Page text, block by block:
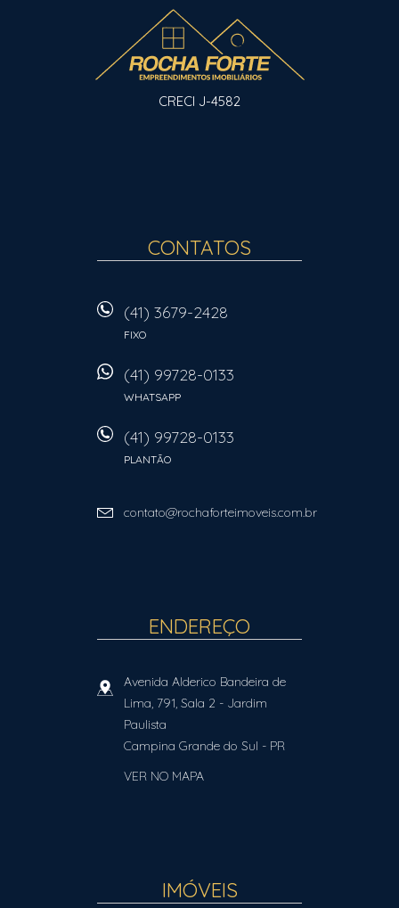
CRECI J-4582
CONTATOS
(41) 3679-2428
FIXO
(41) 99728-0133
WHATSAPP
(41) 99728-0133
PLANTÃO
contato@rochaforteimoveis.com.br
ENDEREÇO
Avenida Alderico Bandeira de
Lima, 791, Sala 2 - Jardim
Paulista
Campina Grande do Sul - PR
VER NO MAPA
IMÓVEIS